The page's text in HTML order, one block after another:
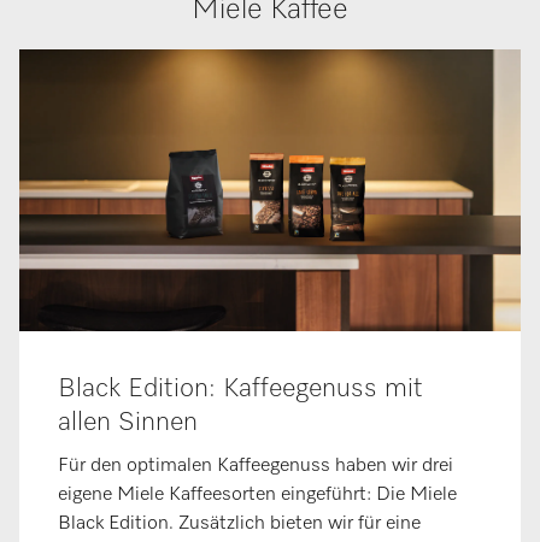
Miele Kaffee
Black Edition: Kaffeegenuss mit
allen Sinnen
Für den optimalen Kaffeegenuss haben wir drei
eigene Miele Kaffeesorten eingeführt: Die Miele
Black Edition. Zusätzlich bieten wir für eine